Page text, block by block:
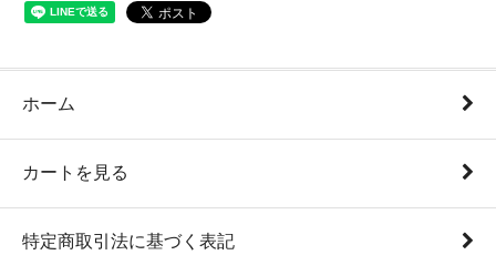
ホーム
カートを見る
特定商取引法に基づく表記